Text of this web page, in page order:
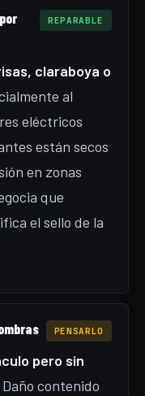
REPARABLE
claraboya o
al
eléctricos
están secos
en zonas
que
el sello de la
PENSARLO
pero sin
Daño contenido